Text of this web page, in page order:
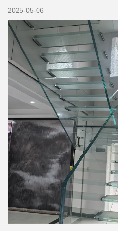
2025-05-06